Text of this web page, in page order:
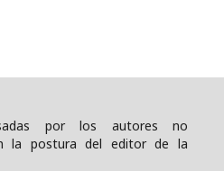
por los autores no
la postura del editor de la